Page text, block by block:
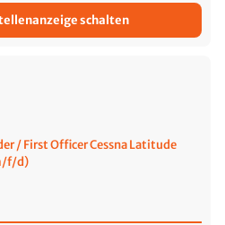
schalten
/ First Officer Cessna Latitude
f/d)